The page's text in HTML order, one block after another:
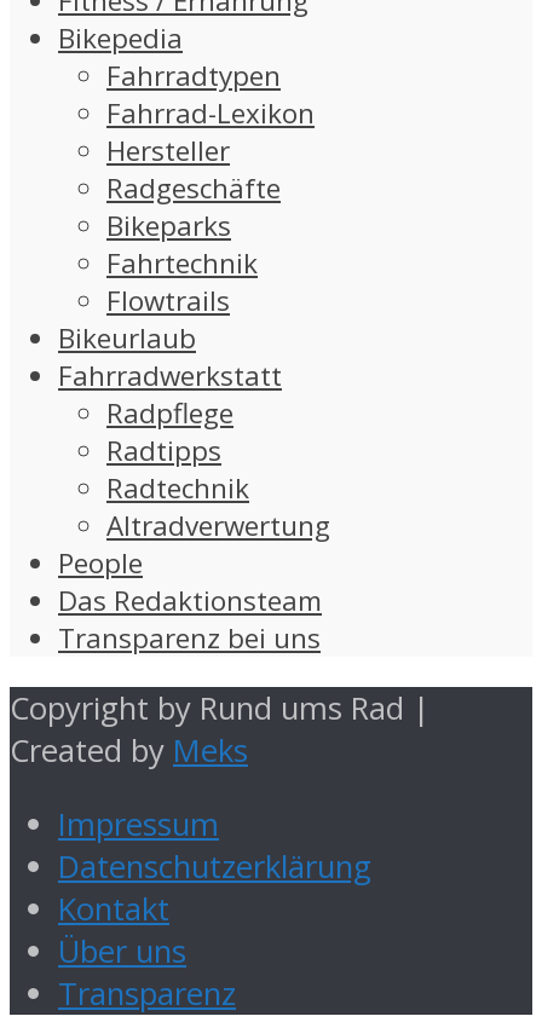
Bikepedia
Fahrradtypen
Fahrrad-Lexikon
Hersteller
Radgeschäfte
Bikeparks
Fahrtechnik
Flowtrails
Bikeurlaub
Fahrradwerkstatt
Radpflege
Radtipps
Radtechnik
Altradverwertung
People
Das Redaktionsteam
Transparenz bei uns
Copyright by Rund ums Rad |
Created by Meks
Impressum
Datenschutzerklärung
Kontakt
Über uns
Transparenz